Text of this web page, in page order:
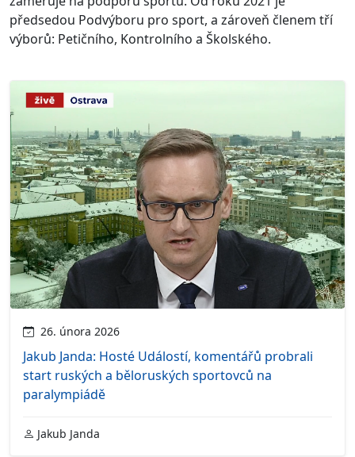
předsedou Podvýboru pro sport, a zároveň členem tří
výborů: Petičního, Kontrolního a Školského.
26. února 2026
Jakub Janda: Hosté Událostí, komentářů probrali
start ruských a běloruských sportovců na
paralympiádě
Jakub Janda